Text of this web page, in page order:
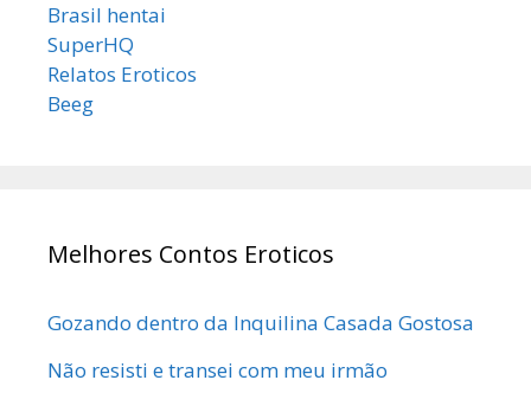
Brasil hentai
SuperHQ
Relatos Eroticos
Beeg
Melhores Contos Eroticos
Gozando dentro da Inquilina Casada Gostosa
Não resisti e transei com meu irmão